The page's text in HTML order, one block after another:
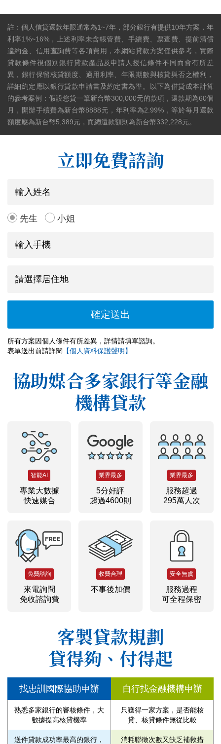
註：個人信貸還款年限通常為1~7年，部分銀行有提供10年方案，年
利率1%~16%，上述利率未含帳管費、手續費、票查費、提前清償
違約金、信用查詢費等各項費用，本網站貸款方案僅供參考，實際
貸款條件視個別銀行貸款產品及申請人授信條件不同而會有所差
異，銀行保留核貸額度、適用利率、年限期數與核貸與否之權利，
詳細約定應以銀行貸款申請書及約定書為準。以下為借貸成本計算
的參考案例：假設您貸一筆新台幣300,000元的款項，還款期為60個
月，開辦手續費為新台幣8888元，年利率為2.99%，等於每月還款
額度應為新台幣5,389元，而總還款額則為新台幣332,228元。
立即免費諮詢
先生 小姐
所有方案因個人條件有所差異，詳情請填單諮詢。
表單送出前請詳閱 【個人資料保護聲明】
協助媒合多家銀行等金融
機構貸款
智能AI
專業大數據
快速媒合
業界最多
5分好評
超過4600則
業界最多
服務超過
295萬人次
免費諮詢
來電詢問
免收諮詢費
收費合理
不事後加價
安全無虞
服務過程
可全程保密
客製貸款規劃
貸得夠、付得起
找忠訓國際協助申辦 自行找金融機構申辦
熟悉多家銀行的審核條件，大
數據提高核貸機率
只獲得一家方案，是否能核
貸、核貸條件無從比較
送件貸款成功率最高的銀行， 消耗聯徵次數又缺乏補救措